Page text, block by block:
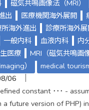
磁気共鳴画像法（MRI）
出 医療機関海外展開
海外進出 診療所海外展
一般内科 血液内科 内
医療
MRI（磁気共鳴画
）
medical
06
constant ･･･ -
future version of PHP) in